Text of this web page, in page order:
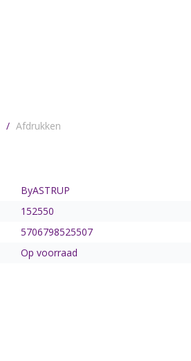
/ Afdrukken
ByASTRUP
152550
5706798525507
Op voorraad